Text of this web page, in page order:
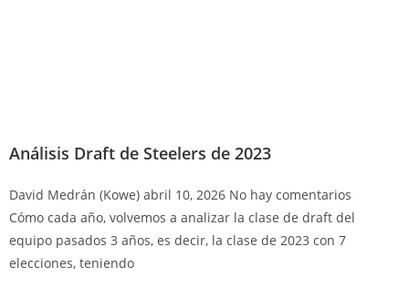
Análisis Draft de Steelers de 2023
David Medrán (Kowe) abril 10, 2026 No hay comentarios
Cómo cada año, volvemos a analizar la clase de draft del
equipo pasados 3 años, es decir, la clase de 2023 con 7
elecciones, teniendo